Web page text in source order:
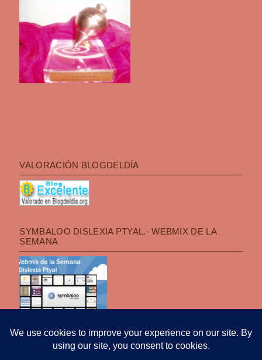
VALORACIÓN BLOGDELDÍA
SYMBALOO DISLEXIA PTYAL.- WEBMIX DE LA
SEMANA